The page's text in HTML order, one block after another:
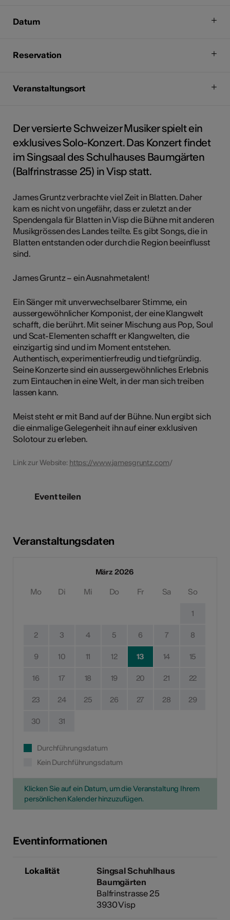
Datum
Reservation
Veranstaltungsort
Der versierte Schweizer Musiker spielt ein
exklusives Solo-Konzert. Das Konzert findet
im Singsaal des Schulhauses Baumgärten
(Balfrinstrasse 25) in Visp statt.
James Gruntz verbrachte viel Zeit in Blatten. Daher
kam es nicht von ungefähr, dass er zuletzt an der
Spendengala für Blatten in Visp die Bühne mit anderen
Musikgrössen des Landes teilte. Es gibt Songs, die in
Blatten entstanden oder durch die Region beeinflusst
sind.
James Gruntz – ein Ausnahmetalent!
Ein Sänger mit unverwechselbarer Stimme, ein
aussergewöhnlicher Komponist, der eine Klangwelt
schafft, die berührt. Mit seiner Mischung aus Pop, Soul
und Scat-Elementen schafft er Klangwelten, die
einzigartig sind und im Moment entstehen.
Authentisch, experimentierfreudig und tiefgründig.
Seine Konzerte sind ein aussergewöhnliches Erlebnis
zum Eintauchen in eine Welt, in der man sich treiben
lassen kann.
Meist steht er mit Band auf der Bühne. Nun ergibt sich
die einmalige Gelegenheit ihn auf einer exklusiven
Solotour zu erleben.
Link zur Website: https://www.jamesgruntz.com/
Event teilen
Veranstaltungsdaten
März 2026
Mo Di Mi Do Fr Sa So
1
2 3 4 5 6 7 8
9 10 11 12 13 14 15
16 17 18 19 20 21 22
23 24 25 26 27 28 29
30 31
Durchführungsdatum
Kein Durchführungsdatum
Klicken Sie auf ein Datum, um die Veranstaltung Ihrem
persönlichen Kalender hinzuzufügen.
Eventinformationen
Lokalität
Singsal Schuhlhaus
Baumgärten
Balfrinstrasse 25
3930 Visp